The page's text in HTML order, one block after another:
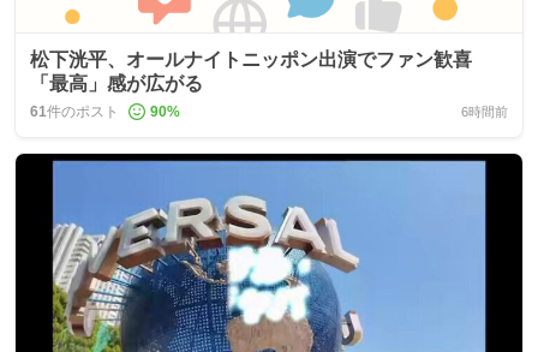
松下洸平、オールナイトニッポン出演でファン歓喜
「最高」感が広がる
61件のポスト 90% 6時間前